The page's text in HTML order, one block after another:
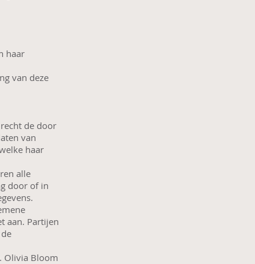
haar
van deze
de door
van
haar
alle
door of in
aan. Partijen
. Olivia Bloom